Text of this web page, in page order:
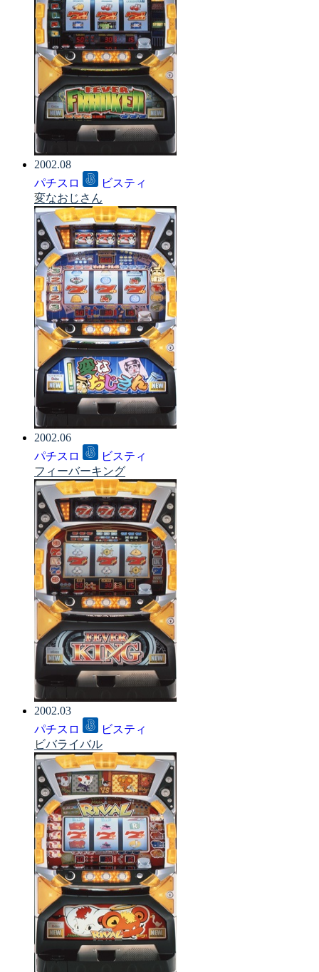
2002.08
パチスロ
ビスティ
変なおじさん
2002.06
パチスロ
ビスティ
フィーバーキング
2002.03
パチスロ
ビスティ
ビバライバル